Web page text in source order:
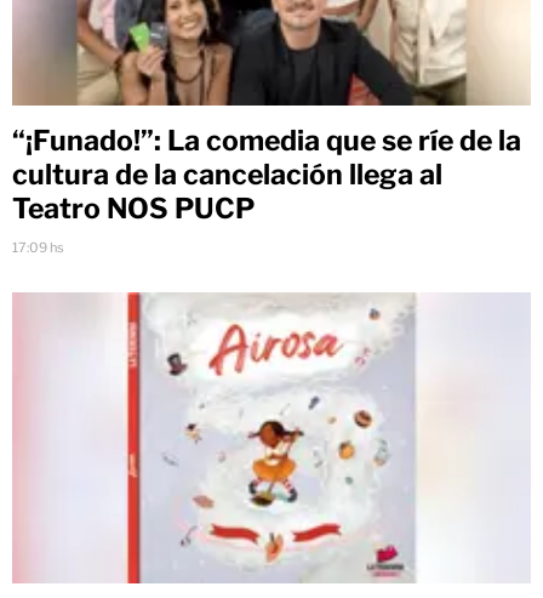
“¡Funado!”: La comedia que se ríe de la
cultura de la cancelación llega al
Teatro NOS PUCP
17:09 hs